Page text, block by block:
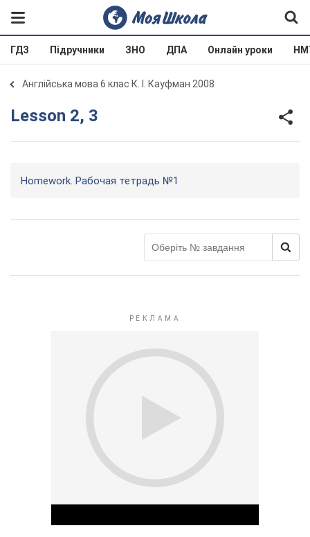
ГДЗ Підручники ЗНО ДПА Онлайн уроки
Англійська мова 6 клас К. І. Кауфман 2008
Lesson 2, 3
Homework. Рабочая тетрадь №1